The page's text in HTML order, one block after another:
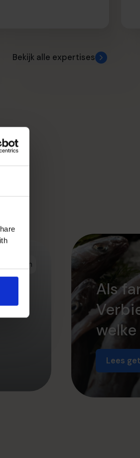
Bekijk alle expertises
Opschalen
Als
Lees